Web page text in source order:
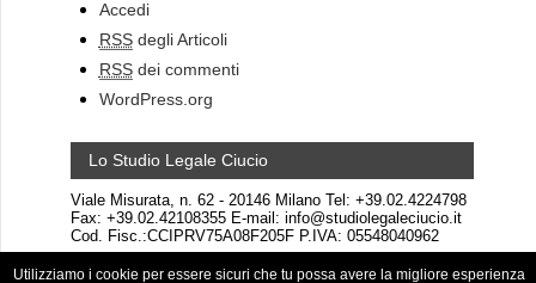
Accedi
RSSdegli Articoli
RSSdei commenti
WordPress.org
Lo Studio Legale Ciucio
Viale Misurata, n. 62 - 20146 Milano Tel: +39.02.4224798
Fax: +39.02.42108355 E-mail: info@studiolegaleciucio.it
Cod. Fisc.:CCIPRV75A08F205F P.IVA: 05548040962
Utilizziamo i cookie per essere sicuri che tu possa avere la migliore esperienza